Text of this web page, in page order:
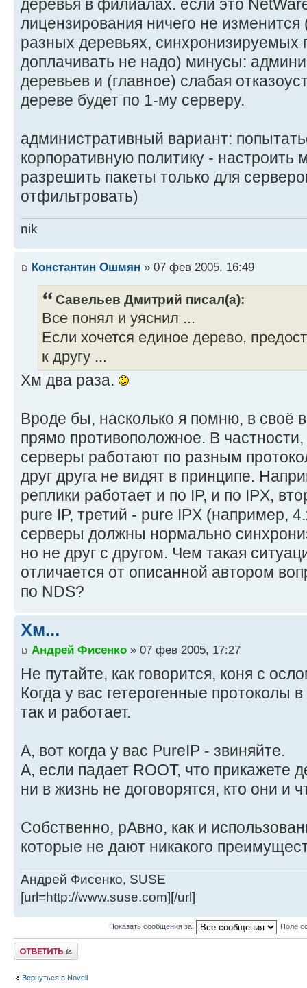
деревья в филиалах. если это
лицензирования ничего не изменится
разных деревьях, синхронизируемых
доплачивать не надо) минусы:
деревьев и (главное) слабая
дереве будет по 1-му серверу.
административный вариант:
корпоративную политику -
разрешить пакеты только для
отфильтровать)
nik
Константин Ошмян » 07 фев 2005, 16:49
Савельев Дмитрий писал(а):
Все понял и уяснил ...
Если хочется единое дерево,
к другу ...
Хм два раза.
Вроде бы, насколько я помню, в своё
прямо противоположное. В частности,
серверы работают по разным
друг друга не видят в принципе.
реплики работает и по IP, и по IPX,
pure IP, третий - pure IPX (например,
серверы должны нормально
но не друг с другом. Чем такая
отличается от описанной автором
по NDS?
Хм...
Андрей Фисенко » 07 фев 2005, 17:27
Не путайте, как говорится, коня с
Когда у вас гетерогенные протоколы
так и работает.
А, вот когда у вас PureIP - звиняйте.
А, если падает ROOT, что прикажете
ни в жизнь не договорятся, кто они и
Собственно, рАвно, как и
которые не дают никакого
Андрей Фисенко, SUSE
[url=http://www.suse.com][/url]
Показать сообщения за: Поле
Ответить
Вернуться в Novell